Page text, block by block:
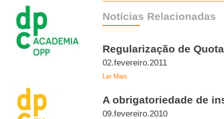
Notícias Relacionadas
Regularização de
02.fevereiro.2011
Ler Mais
A obrigatoriedade de
09.fevereiro.2010